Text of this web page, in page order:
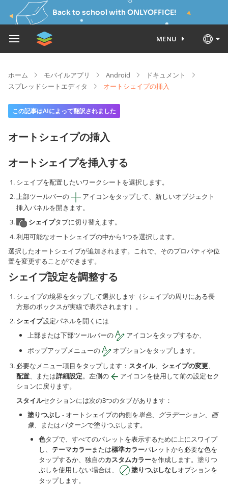
Back to school with ONLYOFFICE!
MENU
ホーム モバイルアプリ Android
ドキュメント
スプレッドシートエディタ
オートシェイプの挿入
この記事はAIによって翻訳されました
オートシェイプの挿入
オートシェイプを挿入する
シェイプを配置したいワークシートを選択します。
上部ツールバーの
アイコンをタップして、新しいオブジェクト
挿入パネルを開きます。
シェイプタブに切り替えます。
利用可能なオートシェイプの中から1つを選択します。
選択したオートシェイプが追加されます。これで、そのプロパティや位
置を変更することができます。
シェイプ設定を調整する
シェイプの境界をタップして選択します（シェイプの周りにある長
方形のボックスが実線で表示されます）。
シェイプ設定パネルを開くには
上部または下部ツールバーの
アイコンをタップするか、
ポップアップメニューの
オプションをタップします。
必要なメニュー項目をタップします： スタイル、 シェイプの変更
配置 、または詳細設定。左側の
アイコンを使用して前の設定セク
ションに戻ります。
スタイルセクションには次の3つのタブがあります：
塗りつぶし - オートシェイプの内側を単色 グラデーション、 画
像 、またはパターンで塗りつぶします。
色タブで、すべてのパレットを表示するために上にスワイプ
し、 テーマカラーまたは標準カラーパレットから必要な色を
タップするか、独自のカスタムカラーを作成します。塗りつ
ぶしを使用しない場合は、
塗りつぶしなしオプションを
タップします。